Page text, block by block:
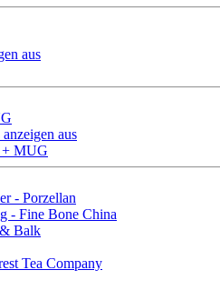
aus
aus
+ MUG
- Porzellan
- Fine Bone China
Balk
Tea Company